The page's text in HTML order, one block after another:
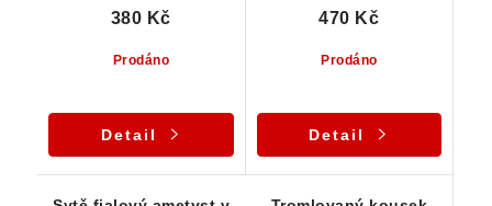
Prodáno
380 Kč
Detail
Prodáno
470 Kč
Detail